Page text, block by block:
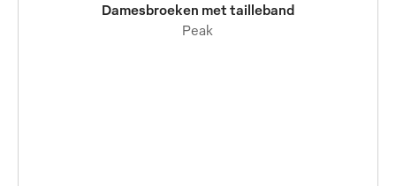
Damesbroeken met tailleband
Peak